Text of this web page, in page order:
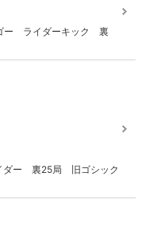
ー ライダーキック 裏
ダー 裏25局 旧ゴシック